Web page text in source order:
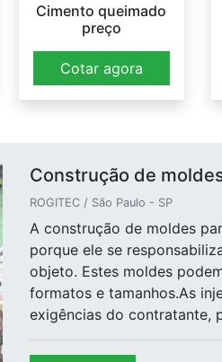
Cimento queimado
preço
Cotar agora
Construção de
ROGITEC / São Paulo - SP
A construção de moldes
porque ele se
objeto. Estes moldes
formatos e tamanhos.As
exigências do contratante,